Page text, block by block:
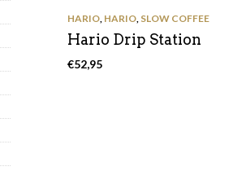
HARIO, HARIO, SLOW COFFEE
Hario Drip Station
€52,95